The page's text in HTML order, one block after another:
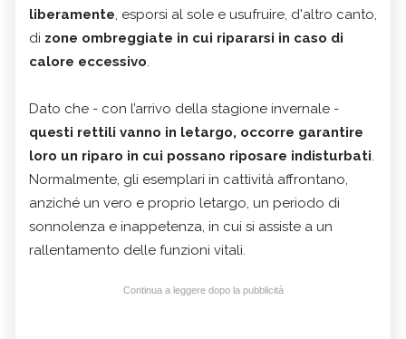
liberamente, esporsi al sole e usufruire, d'altro canto,
di zone ombreggiate in cui ripararsi in caso di
calore eccessivo.
Dato che - con l’arrivo della stagione invernale -
questi rettili vanno in letargo, occorre garantire
loro un riparo in cui possano riposare indisturbati.
Normalmente, gli esemplari in cattività affrontano,
anziché un vero e proprio letargo, un periodo di
sonnolenza e inappetenza, in cui si assiste a un
rallentamento delle funzioni vitali.
Continua a leggere dopo la pubblicità